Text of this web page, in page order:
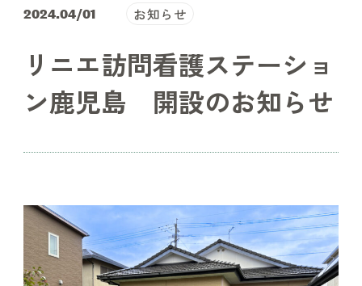
2024.04/01 お知らせ
リニエ訪問看護ステーショ
ン鹿児島 開設のお知らせ